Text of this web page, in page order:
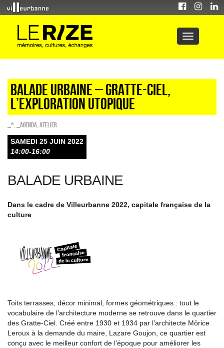
Balade urbaine – Gratte-Ciel,
l’exploration utopique
_* _Agenda Atelier
SAMEDI 25 JUIN 2022
14:00-16:00
BALADE URBAINE
Dans le cadre de Villeurbanne 2022, capitale française de la
culture
Toits terrasses, décor minimal, formes géométriques : tout le
vocabulaire de l’architecture moderne se retrouve dans le quartier
des Gratte-Ciel. Créé entre 1930 et 1934 par l’architecte Môrice
Leroux à la demande du maire, Lazare Goujon, ce quartier est
conçu avec le meilleur confort de l’époque pour améliorer les